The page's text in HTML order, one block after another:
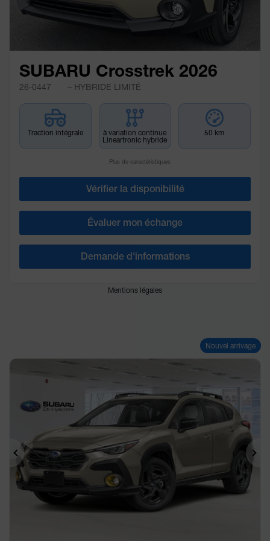
SUBARU Crosstrek 2026
26-0447 – HYBRIDE LIMITÉ
Traction intégrale
à variation continue
Lineartronic hybride
50 km
Plus de caractéristiques
Vérifier la disponibilité
Évaluer mon échange
Demande d'informations
Mentions légales
Nouvel arrivage
Précédent